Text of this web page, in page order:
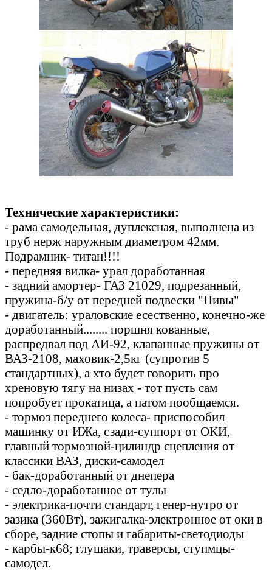
Технические характеристики:
- рама самодельная, дуплексная, выполнена из
труб нерж наружным диаметром 42мм.
Подрамник- титан!!!!
- передняя вилка- урал доработанная
- задний амортер- ГАЗ 21029, подрезанный,
пружина-б/у от передней подвески "Нивы"
- двигатель: ураловские есественно, конечно-же
доработанный........ поршня кованные,
распредвал под АИ-92, клапанные пружины от
ВАЗ-2108, маховик-2,5кг (супротив 5
стандартных), а хто будет говорить про
хреновую тягу на низах - тот пусть сам
попробует прокатица, а патом пообщаемся.
- тормоз переднего колеса- приспособил
машинку от ИЖа, сзади-суппорт от ОКИ,
главный тормозной-цилиндр сцепления от
классики ВАЗ, диски-самодел
- бак-доработанный от днепера
- седло-доработанное от тулы
- электрика-почти стандарт, генер-нутро от
зазика (360Вт), зажигалка-электронное от оки в
сборе, задние стопы и габариты-светодиоды
- карбы-к68; глушаки, траверсы, ступмцы-
самодел.